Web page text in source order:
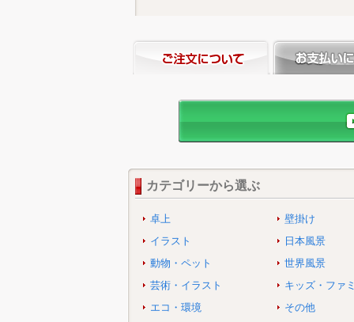
カテゴリーから選ぶ
卓上
壁掛け
イラスト
日本風景
動物・ペット
世界風景
芸術・イラスト
キッズ・ファ
エコ・環境
その他